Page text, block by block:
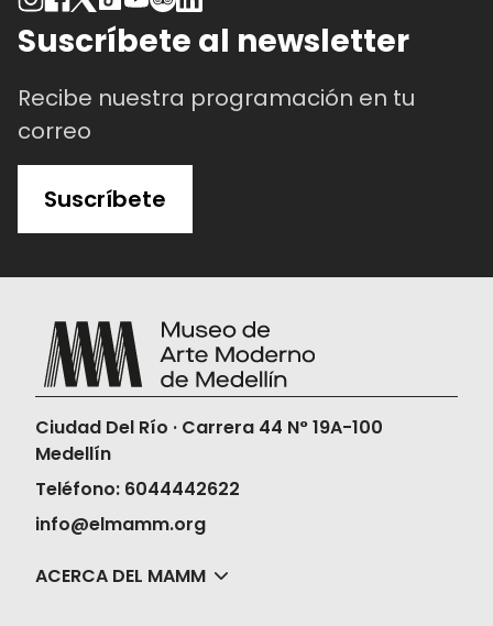
Suscríbete al newsletter
Recibe nuestra programación en tu
correo
Suscríbete
Ciudad Del Río · Carrera 44 N° 19A-100
Medellín
Teléfono: 6044442622
info@elmamm.org
ACERCA DEL MAMM